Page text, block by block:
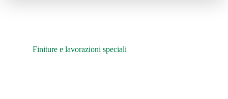
Finiture e lavorazioni speciali